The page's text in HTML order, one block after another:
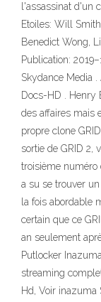
l'assassinat d'un
Etoiles: Will
Benedict Wong,
Publication:
Skydance Media .
Docs-HD . Henry
des affaires mais
propre clone
sortie de GRID 2,
troisième numéro
a su se trouver
la fois abordable
certain que ce
an seulement
Putlocker
streaming
Hd, Voir inazuma